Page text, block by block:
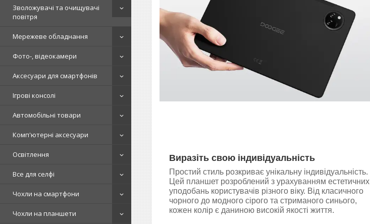
Зволожувачі та очищувачі
повітря
Мережеве обладнання
Фото-, відеокамери
Аксесуари для смартфонів
Ігрові консолі
Автомобільні товари
Комп'ютерні аксесуари
Освітлення
Все для селфі
Чохли на смартфони
Чохли на планшети
Виразіть свою індивідуальність
Простий стиль розкриває унікальну індивідуальність.
Цей планшет розроблений з урахуванням естетичних
уподобань користувачів різного віку. Від класичного
чорного до модного сірого та стриманого синього,
кожен колір є даниною високій якості життя.